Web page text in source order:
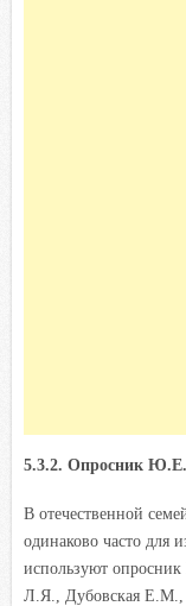
5.3.2. Опросник
В отечественной
одинаково часто для
используют
Л.Я., Дубовская Е.М.,